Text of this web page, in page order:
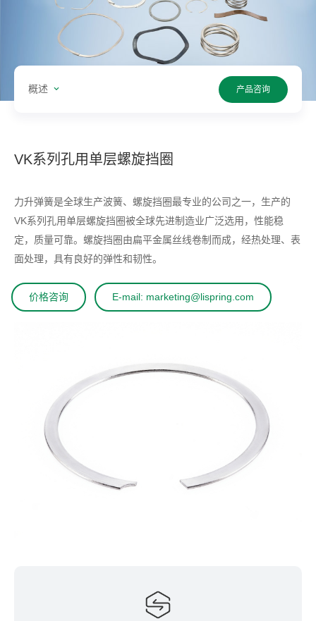
概述 产品咨询
VK系列孔用单层螺旋挡圈
力升弹簧是全球生产波簧、螺旋挡圈最专业的公司之一，生产的
VK系列孔用单层螺旋挡圈被全球先进制造业广泛选用，性能稳
定，质量可靠。螺旋挡圈由扁平金属丝线卷制而成，经热处理、表
面处理，具有良好的弹性和韧性。
价格咨询 E-mail: marketing@lispring.com